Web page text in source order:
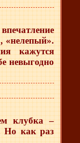
«нелепый».
кажутся
невыгодно
клубка –
Но как раз